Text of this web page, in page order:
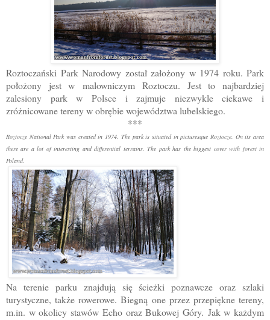
Roztoczański Park Narodowy został założony w 1974 roku. Park
położony jest w malowniczym Roztoczu. Jest to najbardziej
zalesiony park w Polsce i zajmuje niezwykle ciekawe i
zróżnicowane tereny w obrębie województwa lubelskiego.
***
Roztocze National Park was created in 1974. The park is situated in picturesque Roztocze. On its area
there are a lot of interesting and differential terrains. The park has the biggest cover with forest in
Poland.
Na terenie parku znajdują się ścieżki poznawcze oraz szlaki
turystyczne, także rowerowe. Biegną one przez przepiękne tereny,
m.in. w okolicy stawów Echo oraz Bukowej Góry. Jak w każdym